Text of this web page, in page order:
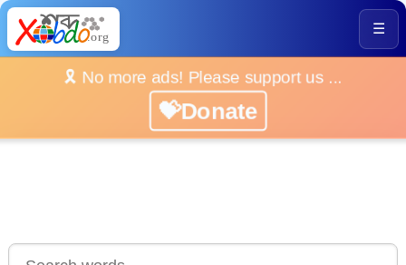
☰
🎗️ No more ads! Please support us ...
💝Donate